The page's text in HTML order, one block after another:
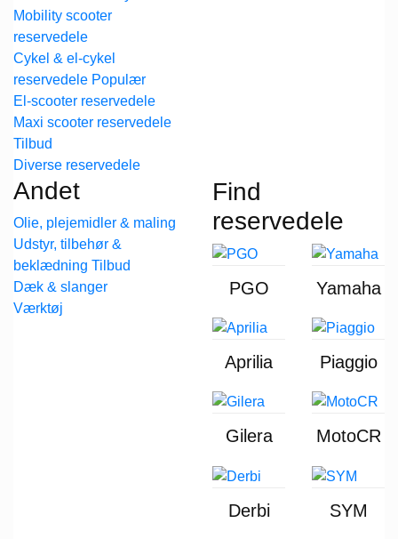
Mobility scooter
reservedele
Cykel & el-cykel
reservedele
El-scooter reservedele
Maxi scooter reservedele
Diverse reservedele
Andet
Olie, plejemidler & maling
Udstyr, tilbehør &
beklædning
Dæk & slanger
Værktøj
Find
reservedele
PGO Yamaha
Aprilia Piaggio
Gilera MotoCR
Derbi SYM